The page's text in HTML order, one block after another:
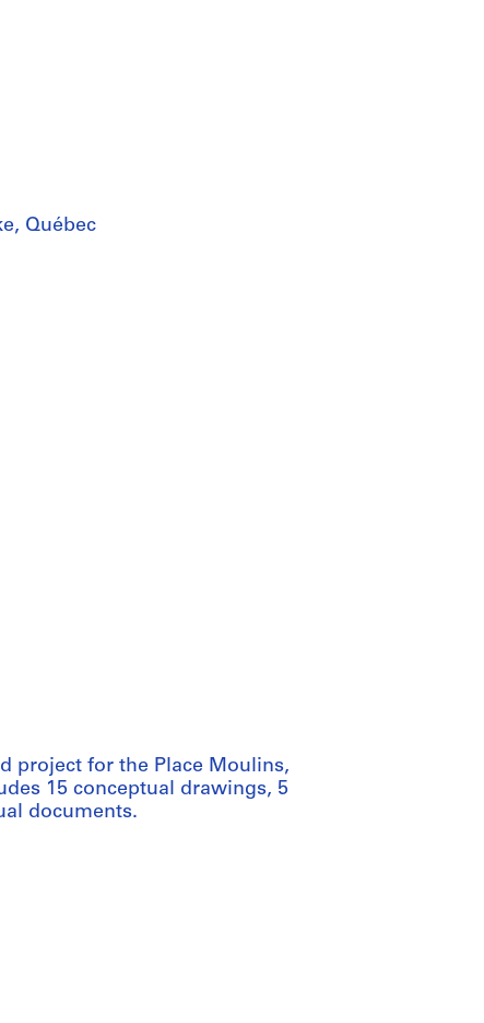
Québec
project for the Place Moulins,
15 conceptual drawings, 5
documents.